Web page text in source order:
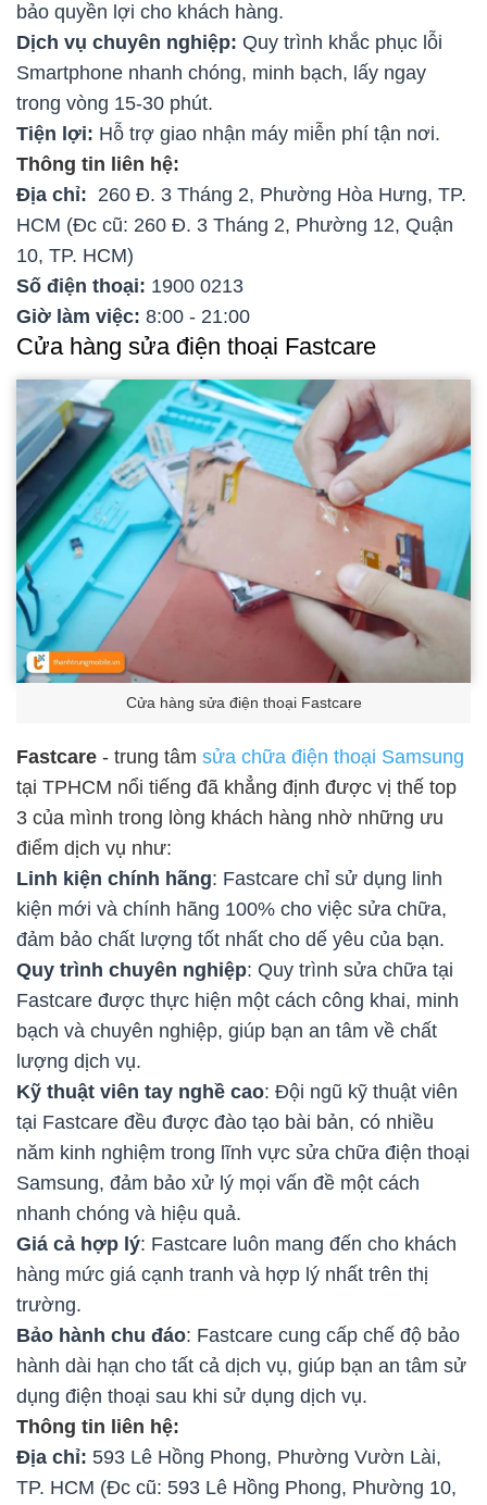
bảo quyền lợi cho khách hàng.
Dịch vụ chuyên nghiệp: Quy trình khắc phục lỗi
Smartphone nhanh chóng, minh bạch, lấy ngay
trong vòng 15-30 phút.
Tiện lợi: Hỗ trợ giao nhận máy miễn phí tận nơi.
Thông tin liên hệ:
Địa chỉ: 260 Đ. 3 Tháng 2, Phường Hòa Hưng, TP.
HCM (Đc cũ: 260 Đ. 3 Tháng 2, Phường 12, Quận
10, TP. HCM)
Số điện thoại: 1900 0213
Giờ làm việc: 8:00 - 21:00
Cửa hàng sửa điện thoại Fastcare
Cửa hàng sửa điện thoại Fastcare
Fastcare - trung tâm sửa chữa điện thoại Samsung
tại TPHCM nổi tiếng đã khẳng định được vị thế top
3 của mình trong lòng khách hàng nhờ những ưu
điểm dịch vụ như:
Linh kiện chính hãng: Fastcare chỉ sử dụng linh
kiện mới và chính hãng 100% cho việc sửa chữa,
đảm bảo chất lượng tốt nhất cho dế yêu của bạn.
Quy trình chuyên nghiệp: Quy trình sửa chữa tại
Fastcare được thực hiện một cách công khai, minh
bạch và chuyên nghiệp, giúp bạn an tâm về chất
lượng dịch vụ.
Kỹ thuật viên tay nghề cao: Đội ngũ kỹ thuật viên
tại Fastcare đều được đào tạo bài bản, có nhiều
năm kinh nghiệm trong lĩnh vực sửa chữa điện thoại
Samsung, đảm bảo xử lý mọi vấn đề một cách
nhanh chóng và hiệu quả.
Giá cả hợp lý: Fastcare luôn mang đến cho khách
hàng mức giá cạnh tranh và hợp lý nhất trên thị
trường.
Bảo hành chu đáo: Fastcare cung cấp chế độ bảo
hành dài hạn cho tất cả dịch vụ, giúp bạn an tâm sử
dụng điện thoại sau khi sử dụng dịch vụ.
Thông tin liên hệ:
Địa chỉ: 593 Lê Hồng Phong, Phường Vườn Lài,
TP. HCM (Đc cũ: 593 Lê Hồng Phong, Phường 10,